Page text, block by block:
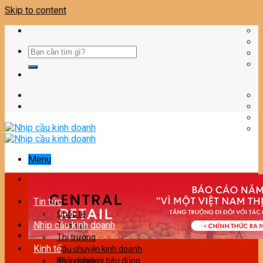
Skip to content
Menu
Tin tức
Quốc tế
Thời sự
Nhịp cầu kinh doanh
Thị trường
Câu chuyện kinh doanh
Bảo vệ người tiêu dùng
Kinh tế
Khởi nghiệp